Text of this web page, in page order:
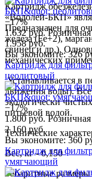
Картридж
«Водолей-БКП»
Предназначен для
железа (Fe+2),
свинец и др.).
механических
Устанавливается в
движения воды). Все
экологически
питьевой водой.
Технические
Вес, кг - 0,150
Габаритные
−17%
1.632 руб.
1.958 руб.
Вы экономите: 326
Картридж для
цеолитовый
−17%
1.800 руб.
2.160 руб.
Вы экономите: 360
Картридж для
умягчающий